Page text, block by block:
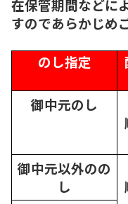
在保管期間などに
すのであらかじめ
のし指定
御中元のし
御中元以外のの
し